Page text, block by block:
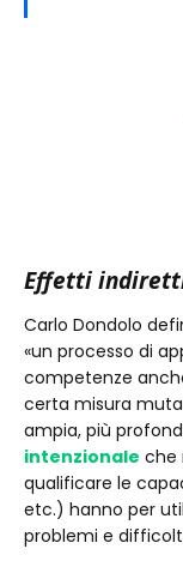
Effetti
Carlo Dondolo
«un processo di
competenze
certa misura
ampia, più
intenzionale che
qualificare le
etc.) hanno per
problemi e